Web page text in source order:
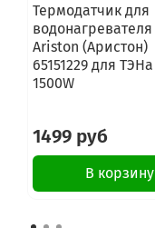
Термодатчик для
водонагревателя
Ariston (Аристон)
65151229 для ТЭНа
1500W
1499 руб
В корзину